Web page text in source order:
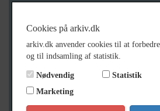
Geografi
Generelt
Vis kun med billeder
Vis kun med filmklip
Vis kun med lydklip
Cookies på arkiv.dk
arkiv.dk anvender cookies til at
og til indsamling af statistik.
Nødvendig
Statistik
Marketing